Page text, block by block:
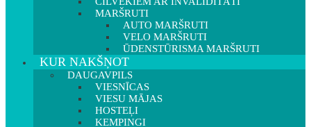
MARŠRUTI
AUTO MARŠRUTI
VELO MARŠRUTI
ŪDENSTŪRISMA MARŠRUTI
KUR NAKŠŅOT
DAUGAVPILS
VIESNĪCAS
VIESU MĀJAS
HOSTEĻI
KEMPINGI